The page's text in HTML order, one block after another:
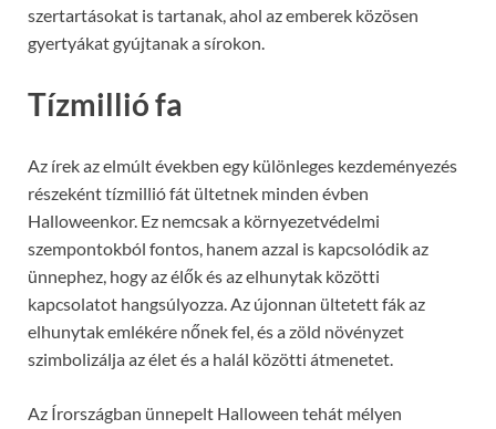
szertartásokat is tartanak, ahol az emberek közösen
gyertyákat gyújtanak a sírokon.
Tízmillió fa
Az írek az elmúlt években egy különleges kezdeményezés
részeként tízmillió fát ültetnek minden évben
Halloweenkor. Ez nemcsak a környezetvédelmi
szempontokból fontos, hanem azzal is kapcsolódik az
ünnephez, hogy az élők és az elhunytak közötti
kapcsolatot hangsúlyozza. Az újonnan ültetett fák az
elhunytak emlékére nőnek fel, és a zöld növényzet
szimbolizálja az élet és a halál közötti átmenetet.
Az Írországban ünnepelt Halloween tehát mélyen